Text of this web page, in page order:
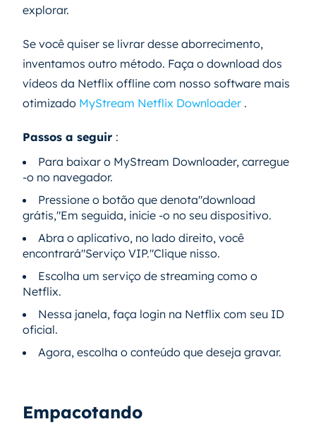
explorar.
Se você quiser se livrar desse aborrecimento,
inventamos outro método. Faça o download dos
vídeos da Netflix offline com nosso software mais
otimizado MyStream Netflix Downloader .
Passos a seguir :
Para baixar o MyStream Downloader, carregue
-o no navegador.
Pressione o botão que denota"download
grátis,"Em seguida, inicie -o no seu dispositivo.
Abra o aplicativo, no lado direito, você
encontrará"Serviço VIP."Clique nisso.
Escolha um serviço de streaming como o
Netflix.
Nessa janela, faça login na Netflix com seu ID
oficial.
Agora, escolha o conteúdo que deseja gravar.
Empacotando